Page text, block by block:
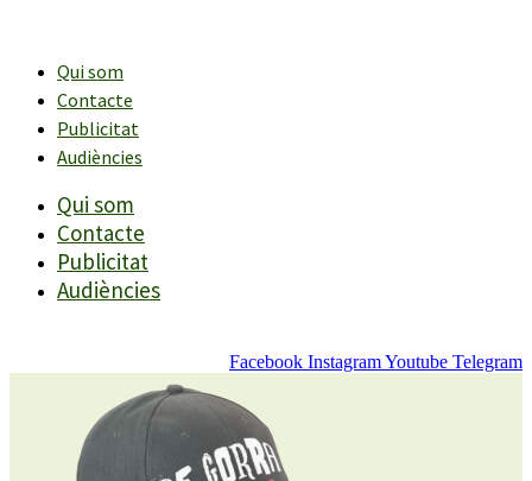
contingutQui som
Contacte
Publicitat
Audiències
Qui som
Contacte
Publicitat
Audiències
Facebook InstagramYoutube Telegram